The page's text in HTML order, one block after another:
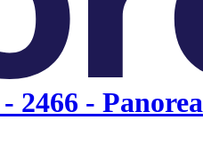
2466 - Panorea